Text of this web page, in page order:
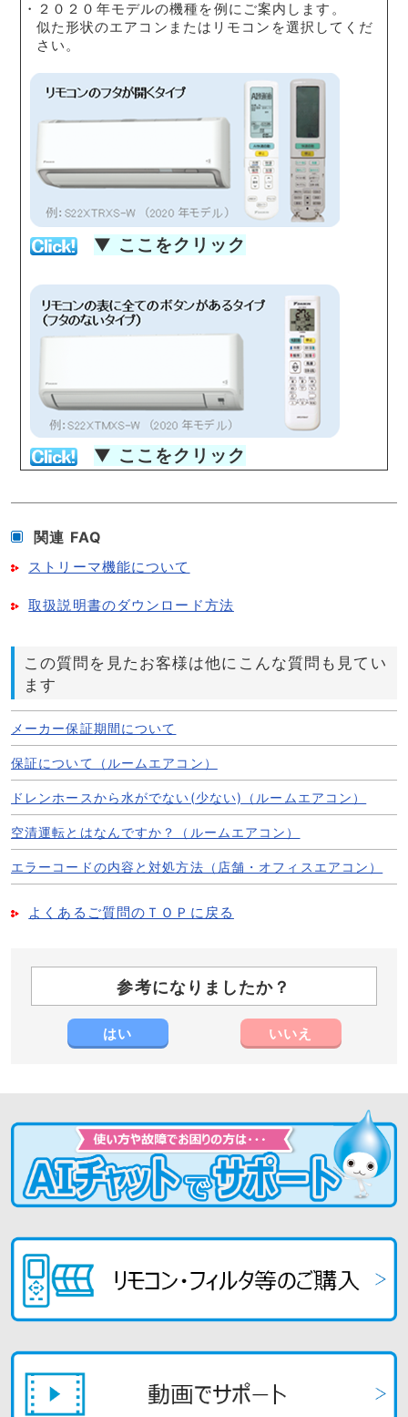
・２０２０年モデルの機種を例にご案内します。
似た形状のエアコンまたはリモコンを選択してくだ
さい。
▼ ここをクリック
▼ ここをクリック
関連 FAQ
ストリーマ機能について
取扱説明書のダウンロード方法
この質問を見たお客様は他にこんな質問も見てい
ます
メーカー保証期間について
保証について（ルームエアコン）
ドレンホースから水がでない(少ない)（ルームエアコン）
空清運転とはなんですか？（ルームエアコン）
エラーコードの内容と対処方法（店舗・オフィスエアコン）
よくあるご質問のＴＯＰに戻る
参考になりましたか？
はい いいえ